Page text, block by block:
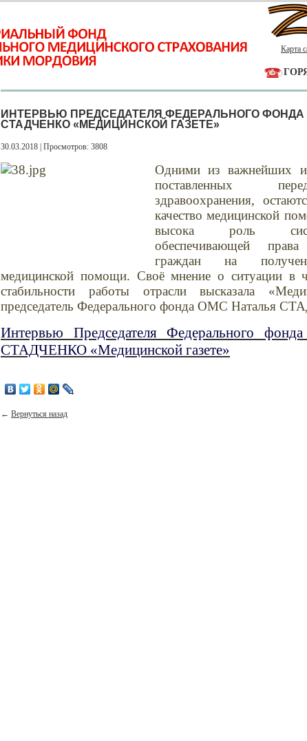
Карта
ИНТЕРВЬЮ ПРЕДСЕДАТЕЛЯ ФЕДЕРАЛЬНОГО ФОНДА
СТАДЧЕНКО «МЕДИЦИНСКОЙ ГАЗЕТЕ»
30.03.2018 | Просмотров: 3808
Одними из важнейших
поставленных
здравоохранения,
качество медицинской
высока роль
обеспечивающей права
граждан на
медицинской помощи. Своё мнение о ситуации в
стабильности работы отрасли высказала
председатель Федерального фонда ОМС Наталья
Интервью Председателя Федерального
СТАДЧЕНКО «Медицинской газете»
← Вернуться назад